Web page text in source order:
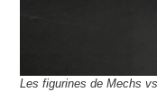
Les figurines de Mechs